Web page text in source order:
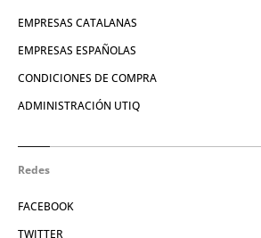
EMPRESAS CATALANAS
EMPRESAS ESPAÑOLAS
CONDICIONES DE COMPRA
ADMINISTRACIÓN UTIQ
Redes
FACEBOOK
TWITTER